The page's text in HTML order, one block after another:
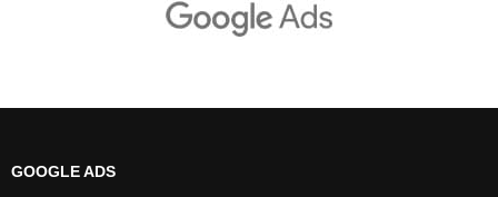
GOOGLE ADS